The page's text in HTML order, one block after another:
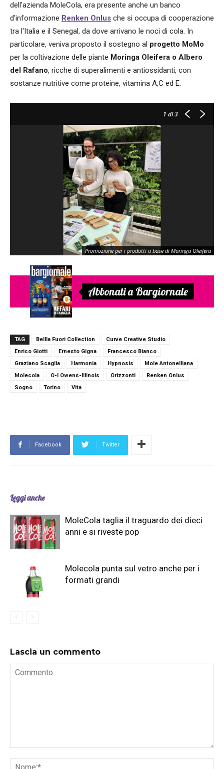
dell'azienda MoleCola, era presente anche un banco
d'informazione Renken Onlus che si occupa di cooperazione
tra l'Italia e il Senegal, da dove arrivano le noci di cola. In
particolare, veniva proposto il sostegno al progetto MoMo
per la coltivazione delle piante Moringa Oleifera o Albero
del Rafano, ricche di superalimenti e antiossidanti, con
sostanze nutritive come proteine, vitamina A,C ed E.
1 di 3
Promozione per i prodotti a base di Moringa Oleifera
Abbonati a Bargiornale
TAG Bellla Fuori Collection
Curve Creative Studio
Enrico Giotti
Ernesto Gigna
Francesco Bianco
Graziano Scaglia
Harmonia Hypnosis
Mole Antonelliana
Molecola
O-I Owens-Illinois Orizzonti
Renken Onlus
Sogno
Torino Vita
Facebook Twitter
Leggi anche
MoleCola taglia il traguardo dei dieci
anni e si riveste pop
Molecola punta sul vetro anche per i
formati grandi
Lascia un commento